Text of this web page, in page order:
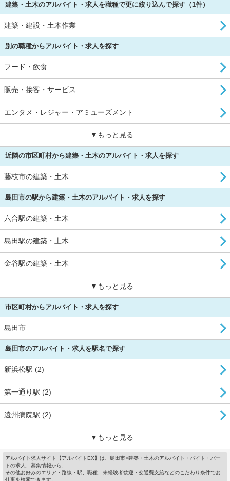
建築・土木のアルバイト・求人を職種で更に絞り込んで探す（1件）
建築・建設・土木作業
別の職種からアルバイト・求人を探す
フード・飲食
販売・接客・サービス
エンタメ・レジャー・アミューズメント
▼もっと見る
近隣の市区町村から建築・土木のアルバイト・求人を探す
藤枝市の建築・土木
島田市の駅から建築・土木のアルバイト・求人を探す
六合駅の建築・土木
島田駅の建築・土木
金谷駅の建築・土木
▼もっと見る
市区町村からアルバイト・求人を探す
島田市
島田市のアルバイト・求人を駅名で探す
新浜松駅 (2)
第一通り駅 (2)
遠州病院駅 (2)
▼もっと見る
アルバイト求人サイト【アルバイトEX】は、島田市×建築・土木のアルバイト・バイト・パー
トの求人、募集情報から、
その他お好みのエリア・路線・駅、職種、未経験者歓迎・交通費支給などのこだわり条件でお
仕事を検索できます。